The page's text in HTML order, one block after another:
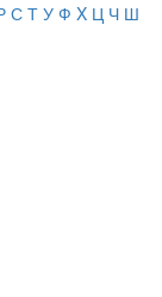
С Т У Ф X Ц Ч Ш